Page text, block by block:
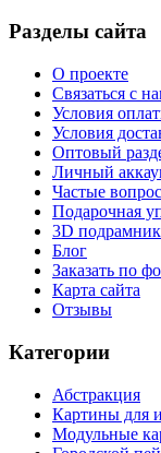
Разделы сайта
О проекте
Связаться с
Условия
Условия
Оптовый
Личный
Частые
Подарочная
3D подрамник
Блог
Заказать по
Карта сайта
Отзывы
Категории
Абстракция
Картины для
Модульные